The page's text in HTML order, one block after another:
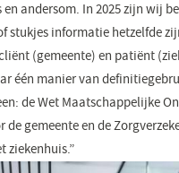
en andersom. In 2025 zijn wij
stukjes informatie hetzelfde
(gemeente) en patiënt
één manier van
de Wet Maatschappelijke
de gemeente en de
ziekenhuis.”